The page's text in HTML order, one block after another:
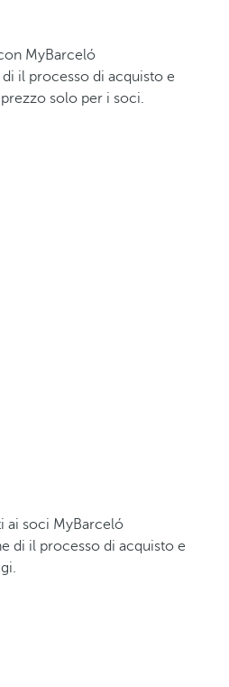
MyBarceló
il processo di acquisto e
solo per i soci.
ai soci MyBarceló
di il processo di acquisto e